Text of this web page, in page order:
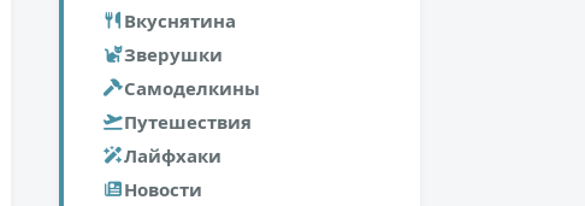
Вкуснятина
Зверушки
Самоделкины
Путешествия
Лайфхаки
Новости